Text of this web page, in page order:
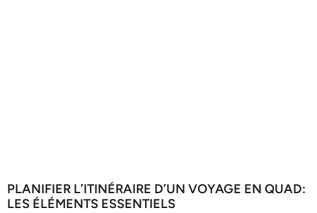
PLANIFIER L’ITINÉRAIRE D’UN VOYAGE EN QUAD:
LES ÉLÉMENTS ESSENTIELS